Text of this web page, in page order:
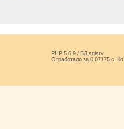
PHP 5.6.9 / БД sqlsrv
Отработало за 0.07175 с.